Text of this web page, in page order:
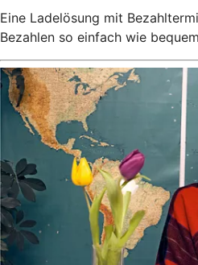
Eine Ladelösung mit
Bezahlen so einfach wie